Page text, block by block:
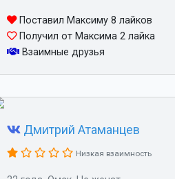
Поставил Максиму 8 лайков
Получил от Максима 2 лайка
Взаимные друзья
Дмитрий Атаманцев
Низкая взаимность